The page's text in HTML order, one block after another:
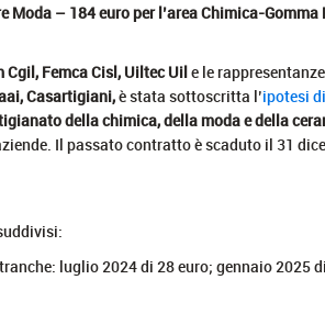
– 184 euro per l’area Chimica-Gomma
Cgil, Femca Cisl, Uiltec Uile le
Casartigiani,è stata sottoscritta l’ipotesi
della chimica, della moda e della
Il passato contratto è scaduto il 31
luglio 2024 di 28 euro; gennaio 2025